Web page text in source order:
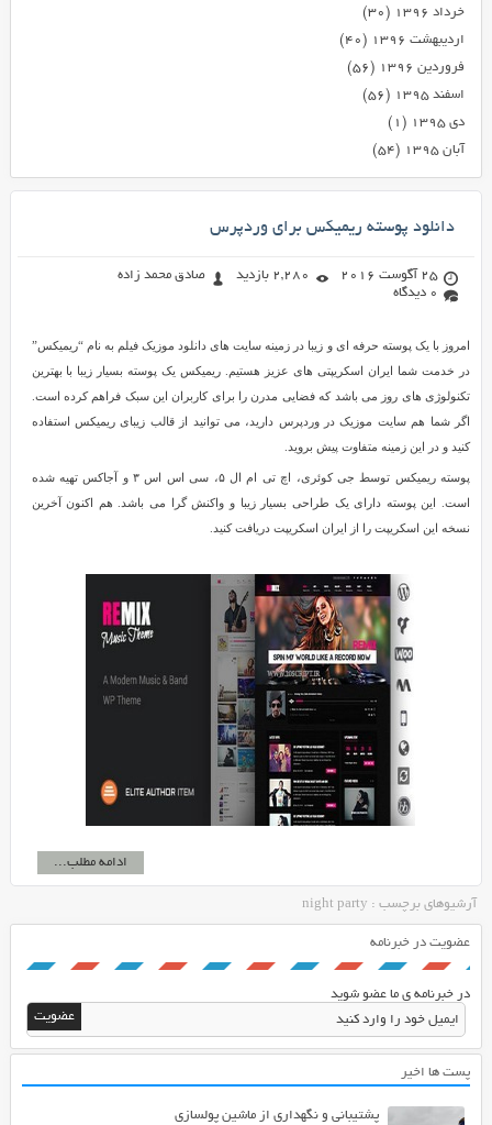
خرداد ۱۳۹۶
(۳۰)
اردیبهشت ۱۳۹۶
(۴۰)
فروردین ۱۳۹۶
(۵۶)
اسفند ۱۳۹۵
(۵۶)
دی ۱۳۹۵
(۱)
آبان ۱۳۹۵
(۵۴)
دانلود پوسته ریمیکس برای وردپرس
25 آگوست 2016 2,280 بازدید
صادق محمد زاده
0 دیدگاه
امروز با یک پوسته حرفه ای و زیبا در زمینه سایت های دانلود موزیک فیلم به نام “ریمیکس”
در خدمت شما ایران اسکریپتی های عزیز هستیم. ریمیکس یک پوسته بسیار زیبا با بهترین
تکنولوژی های روز می باشد که فضایی مدرن را برای کاربران این سبک فراهم کرده است.
اگر شما هم سایت موزیک در وردپرس دارید، می توانید از قالب زیبای ریمیکس استفاده
کنید و در این زمینه متفاوت پیش بروید.
پوسته ریمیکس توسط جی کوئری، اچ تی ام ال ۵، سی اس اس ۳ و آجاکس تهیه شده
است. این پوسته دارای یک طراحی بسیار زیبا و واکنش گرا می باشد. هم اکنون آخرین
نسخه این اسکریپت را از ایران اسکریپت دریافت کنید.
ادامه مطلب...
آرشیوهای برچسب : night party
عضویت در خبرنامه
در خبرنامه ی ما عضو شوید
پست ها اخیر
پشتیبانی و نگهداری از ماشین پولسازی